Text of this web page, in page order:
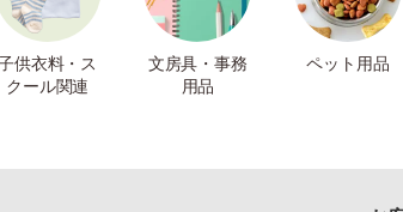
供衣料・ス
クール関連
文房具・事務
用品
ペット用品